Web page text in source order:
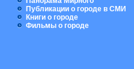
Публикации о городе в СМИ
Книги о городе
Фильмы о городе